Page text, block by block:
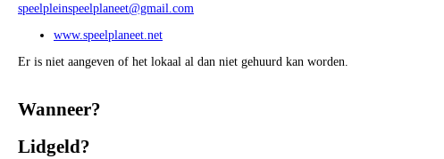
speelpleinspeelplaneet@gmail.com
www.speelplaneet.net
Er is niet aangeven of het lokaal al dan niet gehuurd kan worden.
Wanneer?
Lidgeld?